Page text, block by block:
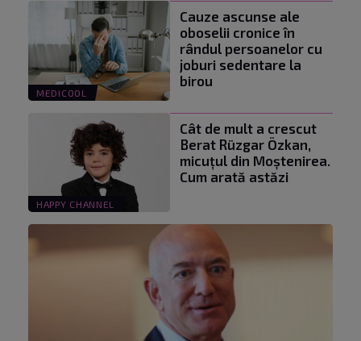
MEDICOOL
Cauze ascunse ale
oboselii cronice în
rândul persoanelor cu
joburi sedentare la
birou
HAPPY CHANNEL
Cât de mult a crescut
Berat Rüzgar Özkan,
micuțul din Moștenirea.
Cum arată astăzi